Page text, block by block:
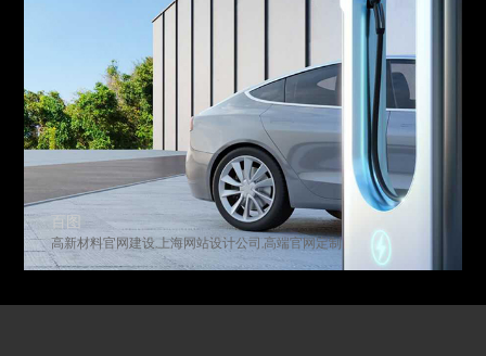
百图
高新材料官网建设,上海网站设计公司,高端官网定制